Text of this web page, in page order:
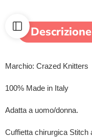
Descrizione
Marchio: Crazed Knitters
100% Made in Italy
Adatta a uomo/donna.
Cuffietta chirurgica Stitch